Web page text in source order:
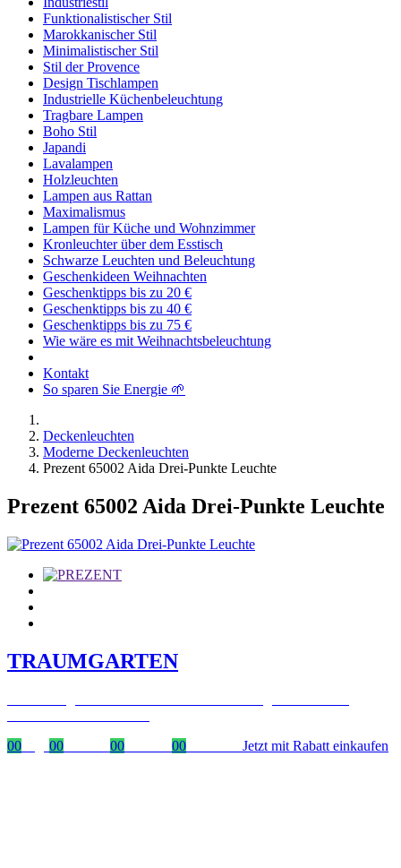
Funktionalistischer Stil
Marokkanischer Stil
Minimalistischer Stil
Stil der Provence
Design Tischlampen
Industrielle Küchenbeleuchtung
Tragbare Lampen
Boho Stil
Japandi
Lavalampen
Holzleuchten
Lampen aus Rattan
Maximalismus
Lampen für Küche und Wohnzimmer
Kronleuchter über dem Esstisch
Schwarze Leuchten und Beleuchtung
Geschenkideen Weihnachten
Geschenktipps bis zu 20 €
Geschenktipps bis zu 40 €
Geschenktipps bis zu 75 €
Wie wäre es mit Weihnachtsbeleuchtung
Kontakt
So sparen Sie Energie 🌱
Deckenleuchten
Moderne Deckenleuchten
Prezent 65002 Aida Drei-Punkte Leuchte
Prezent 65002 Aida Drei-Punkte Leuchte
TRAUMGARTEN
00
00 00 00 Jetzt mit Rabatt einkaufen